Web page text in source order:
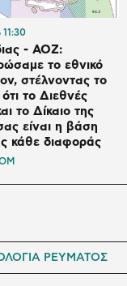
11:30
- ΑΟΖ:
το εθνικό
στέλνοντας το
το Διεθνές
το Δίκαιο της
είναι η βάση
κάθε διαφοράς
ΡΕΥΜΑΤΟΣ